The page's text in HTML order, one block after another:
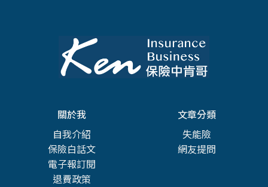
關於我
自我介紹
保險白話文
電子報訂閱
退費政策
文章分類
失能險
網友提問